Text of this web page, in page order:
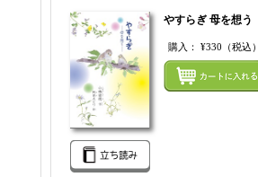
まとめてカートにいれる
やすらぎ 母を想う
購入：¥330 （税込）